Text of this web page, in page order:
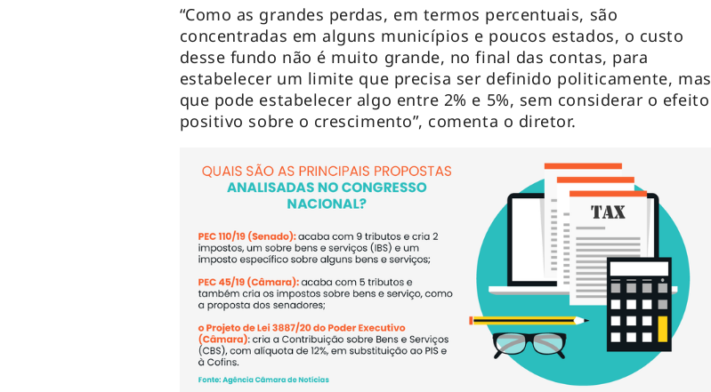
“Como as grandes perdas, em termos percentuais, são
concentradas em alguns municípios e poucos estados, o custo
desse fundo não é muito grande, no final das contas, para
estabelecer um limite que precisa ser definido politicamente, mas
que pode estabelecer algo entre 2% e 5%, sem considerar o efeito
positivo sobre o crescimento”, comenta o diretor.